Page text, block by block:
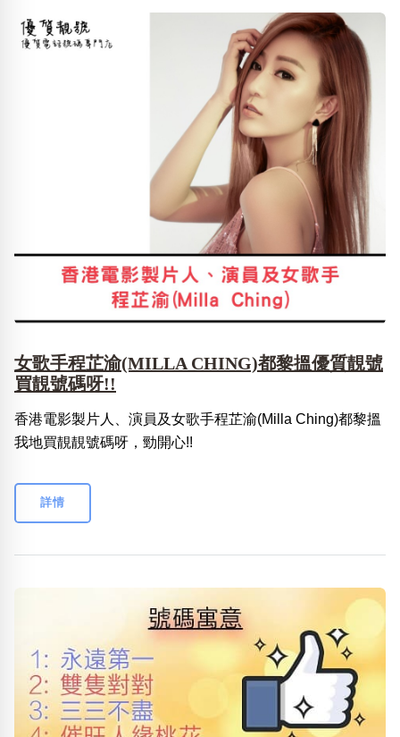
女歌手程芷渝(MILLA CHING)都黎搵優質靚號
買靚號碼呀!!
香港電影製片人、演員及女歌手程芷渝(Milla Ching)都黎搵
我地買靚靚號碼呀，勁開心!!
詳情